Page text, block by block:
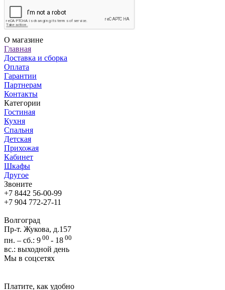
О магазине
Главная
Доставка и сборка
Оплата
Гарантии
Партнерам
Контакты
Категории
Гостиная
Кухня
Спальня
Детская
Прихожая
Кабинет
Шкафы
Другое
Звоните
+7 8442 56-00-99
+7 904 772-27-11
Волгоград
Пр-т. Жукова, д.157
пн. – сб.: 9 00 - 18 00
вс.: выходной день
Мы в соцсетях
Платите, как удобно